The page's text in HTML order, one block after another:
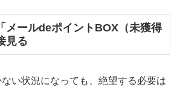
メールdeポイントBOX（未獲得
見る
い状況になっても、絶望する必要は